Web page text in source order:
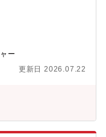
が発生しています
チャンスとして捉
「介護/障害福祉」
以上のサービスを運
し成長を続けていま
て、グループ全体の
を担っています。当
BPO組織」としての
接点から得られる膨
ー
更新日 2026.07.22